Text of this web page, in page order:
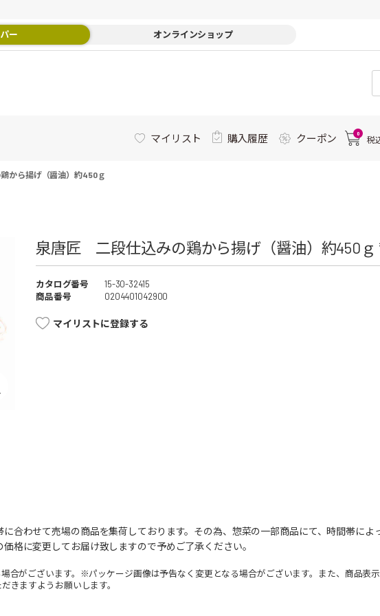
ー オンラインショップ
マイリスト 購入履歴 クーポン 0
税
から揚げ（醤油）約450ｇ
泉唐匠 二段仕込みの鶏から揚げ（醤油）約450ｇ
カタログ番号
15-30-32415
商品番号
0204401042900
マイリストに登録する
合わせて売場の商品を集荷しております。その為、惣菜の一部商品にて、時間帯によ
格に変更してお届け致しますので予めご了承ください。
合がございます。※パッケージ画像は予告なく変更となる場合がございます。また、商品表
きますようお願いします。